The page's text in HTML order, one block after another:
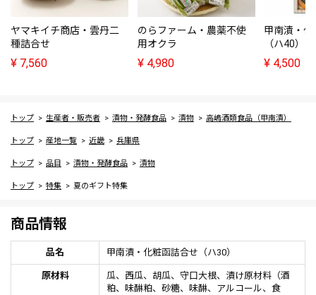
ヤマキイチ商店・雲丹二
種詰合せ
¥ 7,560
のらファーム・農薬不使
用オクラ
¥ 4,980
甲南漬・
（ハ40）
¥ 4,500
トップ 生産者・販売者 漬物・発酵食品 漬物 高嶋酒類食品（甲南漬）
トップ 産地一覧 近畿 兵庫県
トップ 品目 漬物・発酵食品 漬物
トップ 特集 夏のギフト特集
商品情報
品名 甲南漬・化粧函詰合せ（ハ30）
原材料
瓜、西瓜、胡瓜、守口大根、漬け原材料（酒
粕、味醂粕、砂糖、味醂、アルコール、食